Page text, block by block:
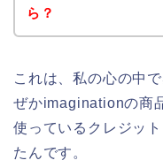
ら？
これは、私の心の中
ぜかimaginationの商
使っているクレジッ
たんです。